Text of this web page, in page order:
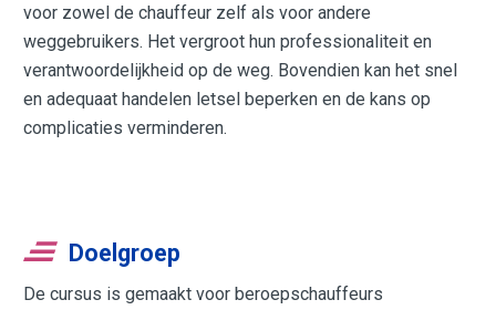
voor zowel de chauffeur zelf als voor andere
weggebruikers. Het vergroot hun professionaliteit en
verantwoordelijkheid op de weg. Bovendien kan het snel
en adequaat handelen letsel beperken en de kans op
complicaties verminderen.
Doelgroep
De cursus is gemaakt voor beroepschauffeurs